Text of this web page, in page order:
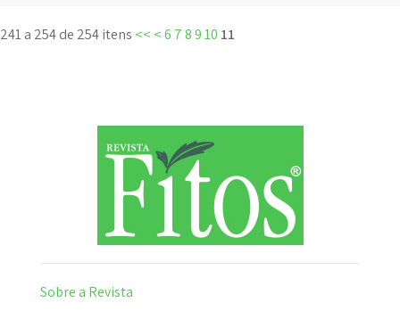
241 a 254 de 254 itens << <6 78910 11
Sobre a Revista